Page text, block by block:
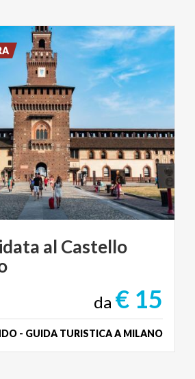
al Castello
da € 15
- GUIDA TURISTICA A MILANO